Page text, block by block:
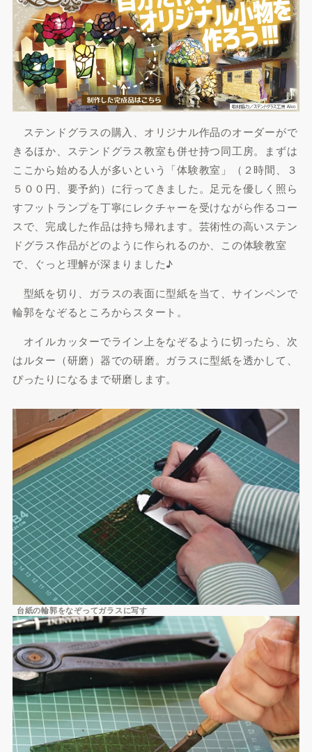
ステンドグラスの購入、オリジナル作品のオーダーがで
きるほか、ステンドグラス教室も併せ持つ同工房。まずは
ここから始める人が多いという「体験教室」（２時間、３
５００円、要予約）に行ってきました。足元を優しく照ら
すフットランプを丁寧にレクチャーを受けながら作るコー
スで、完成した作品は持ち帰れます。芸術性の高いステン
ドグラス作品がどのように作られるのか、この体験教室
で、ぐっと理解が深まりました♪
型紙を切り、ガラスの表面に型紙を当て、サインペンで
輪郭をなぞるところからスタート。
オイルカッターでライン上をなぞるように切ったら、次
はルター（研磨）器での研磨。ガラスに型紙を透かして、
ぴったりになるまで研磨します。
台紙の輪郭をなぞってガラスに写す